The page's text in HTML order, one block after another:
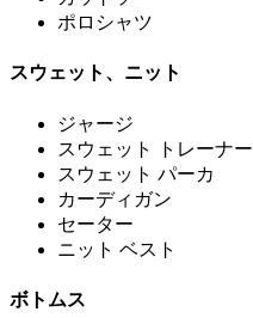
ポロシャツ
スウェット、ニット
ジャージ
スウェット トレーナー
スウェット パーカ
カーディガン
セーター
ニット ベスト
ボトムス